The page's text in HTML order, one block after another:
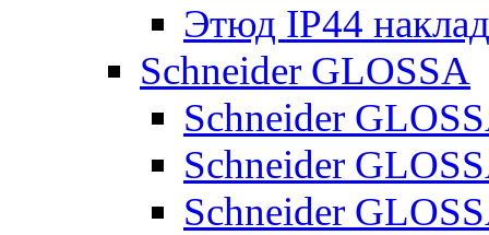
Этюд IP44
Schneider GLOSSA
Schneider
Schneider
Schneider